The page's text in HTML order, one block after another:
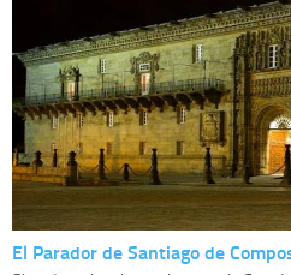
El Parador de Santiago de